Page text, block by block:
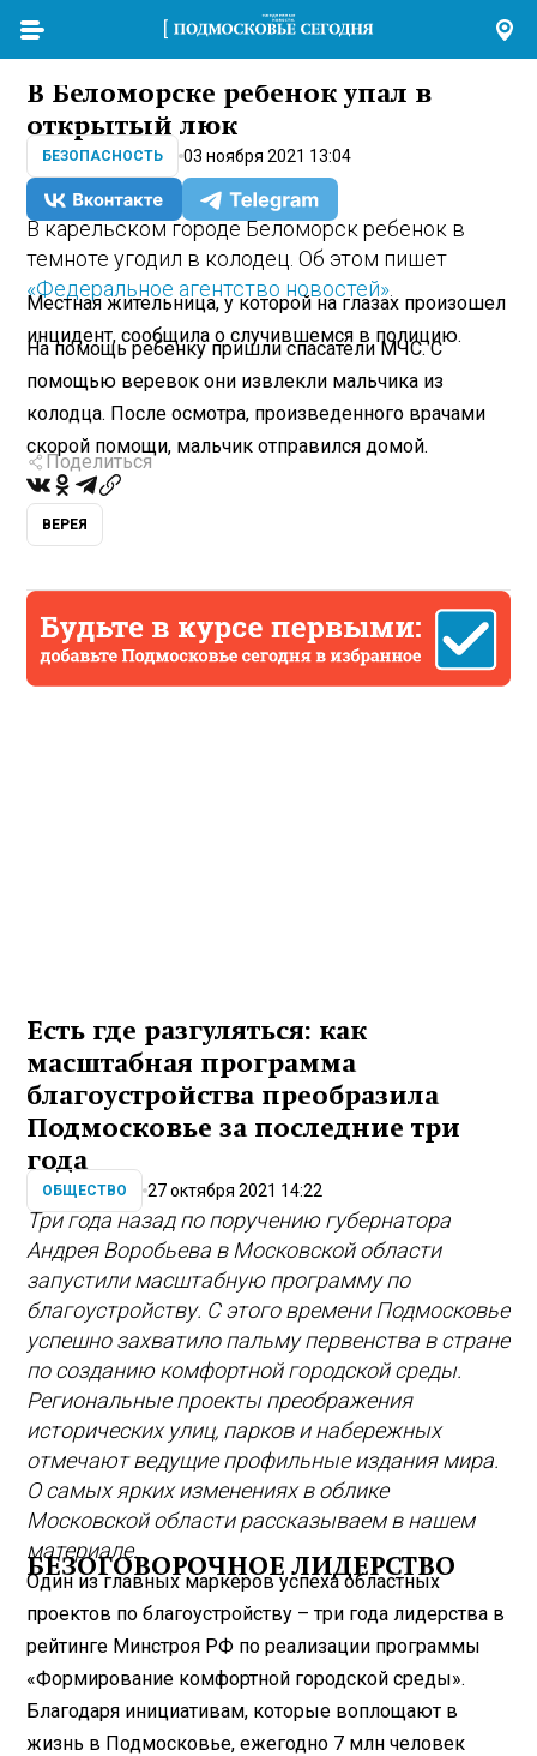
В Беломорске ребенок упал в
открытый люк
БЕЗОПАСНОСТЬ 03 ноября 2021 13:04
В карельском городе Беломорск ребенок в
темноте угодил в колодец. Об этом пишет
«Федеральное агентство новостей»
Местная жительница, у которой на глазах произошел
инцидент, сообщила о случившемся в полицию.
На помощь ребенку пришли спасатели МЧС. С
помощью веревок они извлекли мальчика из
колодца. После осмотра, произведенного врачами
скорой помощи, мальчик отправился домой.
Поделиться
ВЕРЕЯ
Есть где разгуляться: как
масштабная программа
благоустройства преобразила
Подмосковье за последние три
года
ОБЩЕСТВО 27 октября 2021 14:22
Три года назад по поручению губернатора
Андрея Воробьева в Московской области
запустили масштабную программу по
благоустройству. С этого времени Подмосковье
успешно захватило пальму первенства в стране
по созданию комфортной городской среды.
Региональные проекты преображения
историчес­ких улиц, парков и набережных
отмечают ведущие профильные издания мира.
О самых ярких изменениях в облике
Московской области рассказываем в нашем
материале.
БЕЗОГОВОРОЧНОЕ ЛИДЕРСТВО
Один из главных маркеров успеха областных
проектов по благоустройству – три года лидерства в
рейтинге Минстроя РФ по реализации программы
«Формирование комфортной городской среды».
Благодаря инициативам, которые воплощают в
жизнь в Подмосковье, ежегодно 7 млн человек